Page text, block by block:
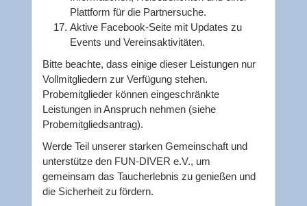
Plattform für die Partnersuche.
Aktive Facebook-Seite mit Updates zu
Events und Vereinsaktivitäten.
Bitte beachte, dass einige dieser Leistungen nur
Vollmitgliedern zur Verfügung stehen.
Probemitglieder können eingeschränkte
Leistungen in Anspruch nehmen (siehe
Probemitgliedsantrag).
Werde Teil unserer starken Gemeinschaft und
unterstütze den FUN-DIVER e.V., um
gemeinsam das Taucherlebnis zu genießen und
die Sicherheit zu fördern.